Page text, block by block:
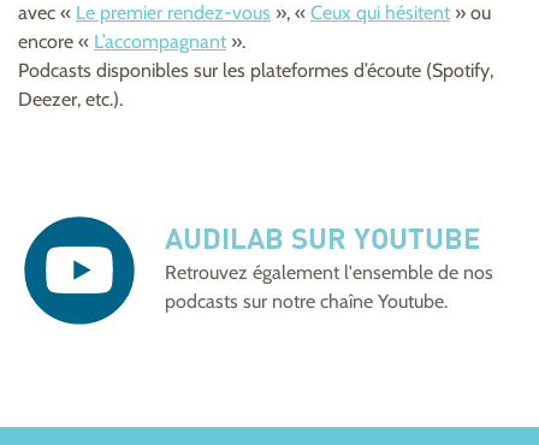
avec « Le premier rendez-vous », « Ceux qui hésitent » ou
encore « L’accompagnant ».
Podcasts disponibles sur les plateformes d’écoute (Spotify,
Deezer, etc.).
AUDILAB SUR YOUTUBE
Retrouvez également l'ensemble de nos
podcasts sur notre chaîne Youtube.